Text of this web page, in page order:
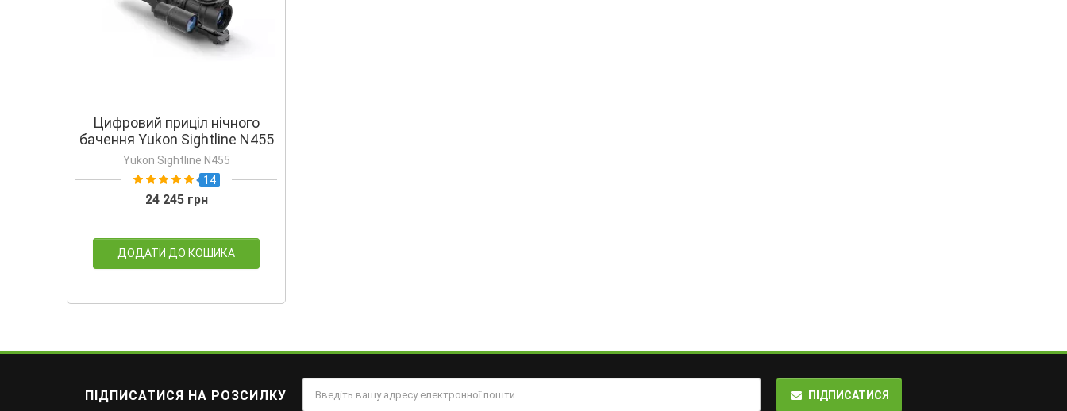
Цифровий приціл нічного
бачення Yukon Sightline N455
Yukon Sightline N455
14
24 245 грн
ДОДАТИ ДО КОШИКА
ПІДПИСАТИСЯ НА РОЗСИЛКУ ПІДПИСАТИСЯ